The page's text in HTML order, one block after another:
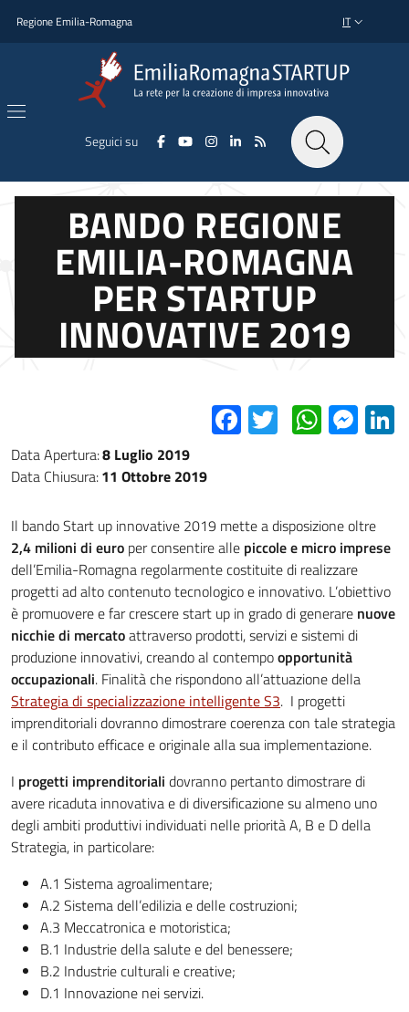
Regione Emilia-Romagna SELETTORE
IT
Seguici su
BANDO REGIONE
EMILIA-ROMAGNA
PER STARTUP
INNOVATIVE 2019
Facebook
Twitter
Data Apertura:8 Luglio 2019
Data Chiusura:11 Ottobre 2019
Il bando Start up innovative 2019 mette a disposizione oltre
2,4 milioni di euro per consentire alle piccole e micro imprese
dell’Emilia-Romagna regolarmente costituite di realizzare
progetti ad alto contenuto tecnologico e innovativo. L’obiettivo
è promuovere e far crescere start up in grado di generare nuove
nicchie di mercatoattraverso prodotti, servizi e sistemi di
produzione innovativi, creando al contempoopportunità
occupazionali. Finalità che rispondono all’attuazione della
Strategia di specializzazione intelligente S3. I progetti
imprenditoriali dovranno dimostrare coerenza con tale strategia
e il contributo efficace e originale alla sua implementazione.
I progetti imprenditoriali dovranno pertanto dimostrare di
avere ricaduta innovativa e di diversificazione su almeno uno
degli ambiti produttivi individuati nelle priorità A, B e D della
Strategia, in particolare:
A.1 Sistema agroalimentare;
A.2 Sistema dell’edilizia e delle costruzioni;
A.3 Meccatronica e motoristica;
B.1 Industrie della salute e del benessere;
B.2 Industrie culturali e creative;
D.1 Innovazione nei servizi.